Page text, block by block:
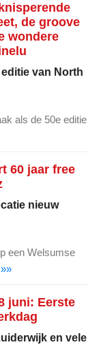
de groove
wondere
van North
als de 50e editie
60 jaar free
nieuw
een Welsumse
juni: Eerste
en vele